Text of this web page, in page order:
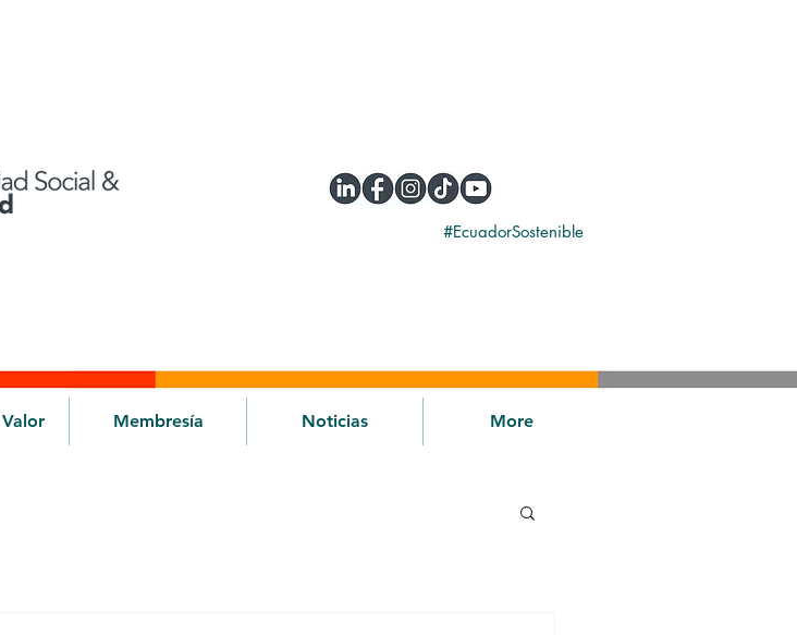
#EcuadorSostenible
Membresía Noticias More